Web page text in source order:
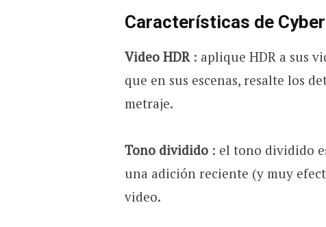
Características de
Video HDR: aplique HDR a sus
que en sus escenas, resalte los
metraje.
Tono dividido: el tono dividido
una adición reciente (y muy
video.